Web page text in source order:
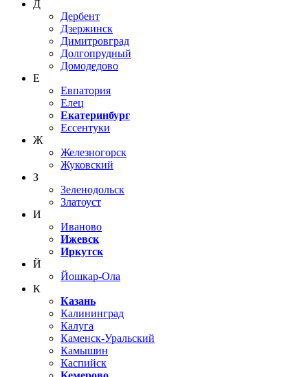
Д
Дербент
Дзержинск
Димитровград
Долгопрудный
Домодедово
Е
Евпатория
Елец
Екатеринбург
Ессентуки
Ж
Железногорск
Жуковский
З
Зеленодольск
Златоуст
И
Иваново
Ижевск
Иркутск
Й
Йошкар-Ола
К
Казань
Калининград
Калуга
Каменск-Уральский
Камышин
Каспийск